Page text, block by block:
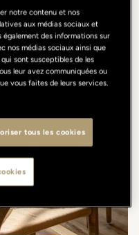
notre contenu et nos
aux médias sociaux et
des informations sur
nos médias sociaux ainsi que
sont susceptibles de les
leur avez communiquées ou
vous faites de leurs services.
tous les cookies